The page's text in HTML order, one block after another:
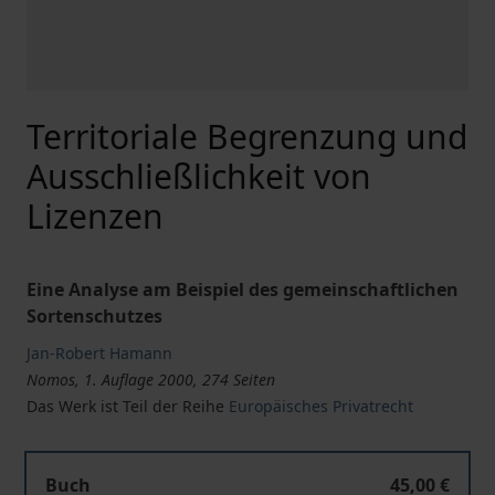
Territoriale Begrenzung und
Ausschließlichkeit von
Lizenzen
Eine Analyse am Beispiel des gemeinschaftlichen
Sortenschutzes
Jan-Robert Hamann
Nomos, 1. Auflage 2000, 274 Seiten
Das Werk ist Teil der Reihe Europäisches Privatrecht
Buch
45,00 €